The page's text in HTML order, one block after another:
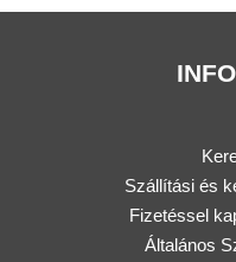
Szállítási és
Fizetéssel
Általános